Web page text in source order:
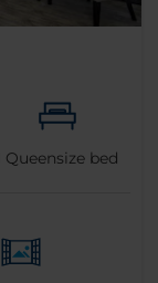
Queensize bed